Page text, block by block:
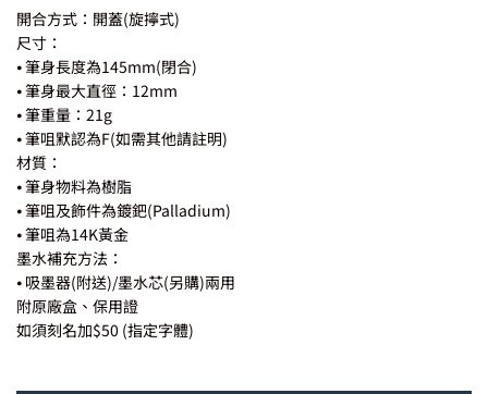
開合方式：開蓋(旋擰式)
尺寸：
⦁ 筆身長度為145mm(閉合)
⦁ 筆身最大直徑：12mm
⦁ 筆重量：21g
⦁ 筆咀默認為F(如需其他請註明)
材質：
⦁ 筆身物料為樹脂
⦁ 筆咀及飾件為鍍鈀(Palladium)
⦁ 筆咀為14K黃金
墨水補充方法：
⦁ 吸墨器(附送)/墨水芯(另購)兩用
附原廠盒、保用證
如須刻名加$50 (指定字體)